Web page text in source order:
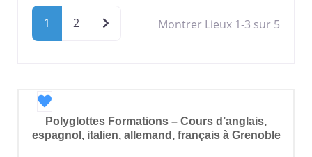
1 2 Older postsMontrer Lieux 1-3 sur 5
Favori
Polyglottes Formations – Cours d’anglais,
espagnol, italien, allemand, français à Grenoble